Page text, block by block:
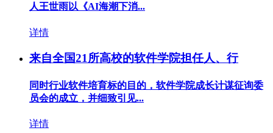
人王世雨以《AI海潮下消...
详情
来自全国21所高校的软件学院担任人、行
同时行业软件培育标的目的，软件学院成长计谋征询委
员会的成立，并细致引见...
详情